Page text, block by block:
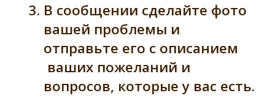
В сообщении сделайте фото
вашей проблемы и
отправьте его с описанием
ваших пожеланий и
вопросов, которые у вас есть.